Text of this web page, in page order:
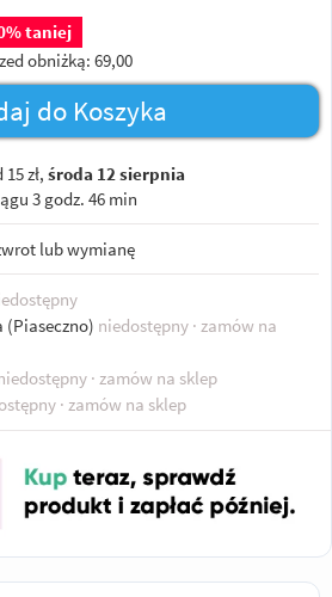
taniej
obniżką: 69,00
do Koszyka
zł, środa 12 sierpnia
3 godz. 46 min
lub wymianę
(Piaseczno) niedostępny · zamów na
· zamów na sklep
· zamów na sklep